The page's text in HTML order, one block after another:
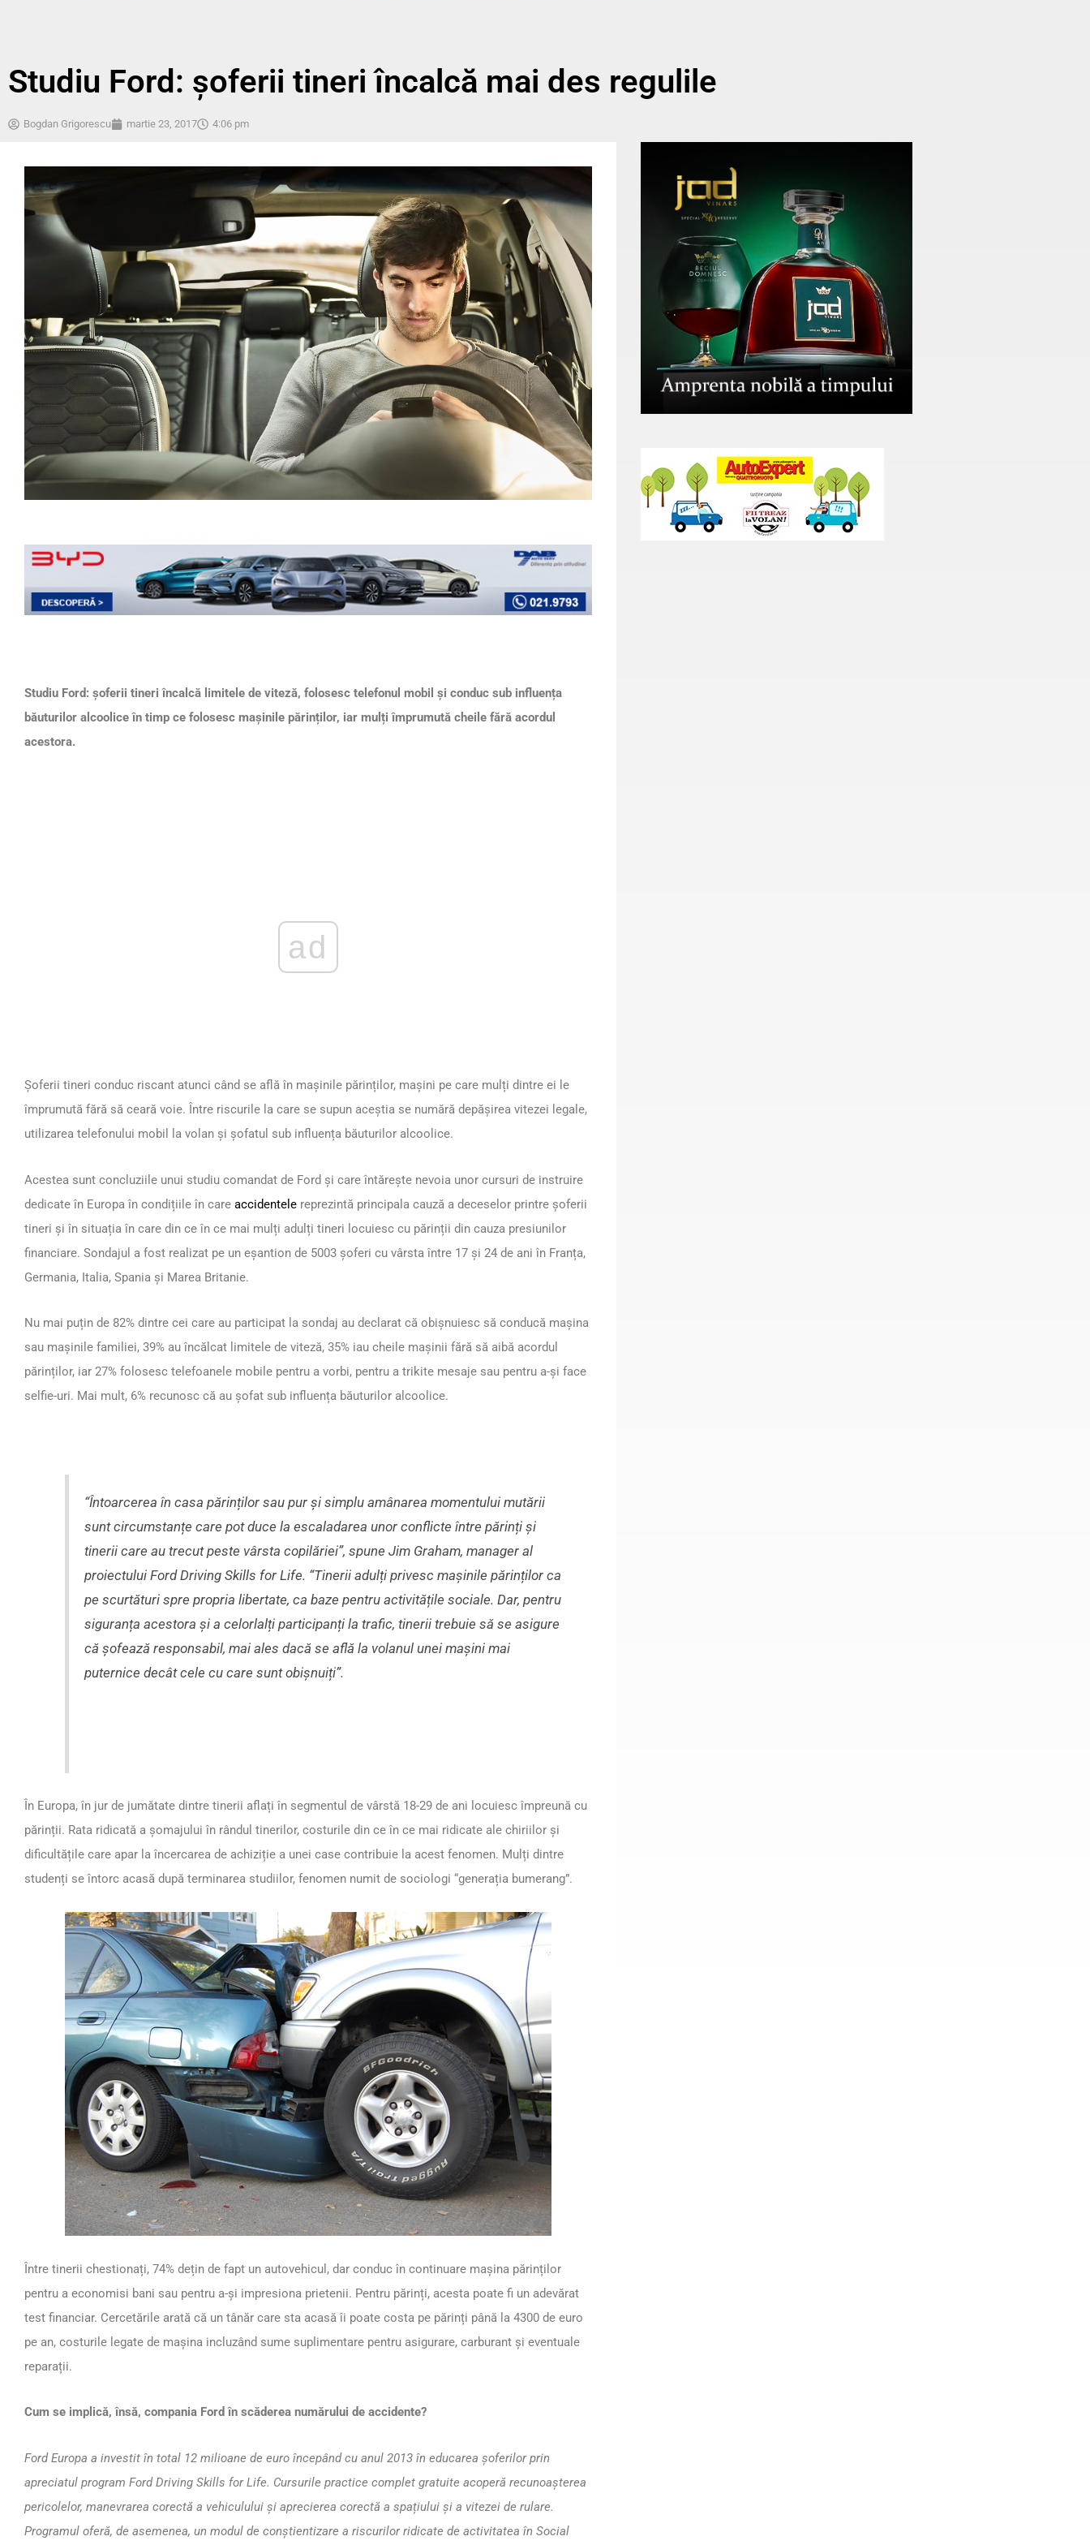
Studiu Ford: șoferii tineri încalcă mai des regulile
Bogdan Grigorescu martie 23, 2017 4:06 pm
Studiu Ford: șoferii tineri încalcă limitele de viteză, folosesc telefonul mobil și conduc sub influența
băuturilor alcoolice în timp ce folosesc mașinile părinților, iar mulți împrumută cheile fără acordul
acestora.
ad
Șoferii tineri conduc riscant atunci când se află în mașinile părinților, mașini pe care mulți dintre ei le
împrumută fără să ceară voie. Între riscurile la care se supun aceștia se numără depășirea vitezei legale,
utilizarea telefonului mobil la volan și șofatul sub influența băuturilor alcoolice.
Acestea sunt concluziile unui studiu comandat de Ford și care întărește nevoia unor cursuri de instruire
dedicate în Europa în condițiile în care accidentele reprezintă principala cauză a deceselor printre șoferii
tineri și în situația în care din ce în ce mai mulți adulți tineri locuiesc cu părinții din cauza presiunilor
financiare. Sondajul a fost realizat pe un eșantion de 5003 șoferi cu vârsta între 17 și 24 de ani în Franța,
Germania, Italia, Spania și Marea Britanie.
Nu mai puțin de 82% dintre cei care au participat la sondaj au declarat că obișnuiesc să conducă mașina
sau mașinile familiei, 39% au încălcat limitele de viteză, 35% iau cheile mașinii fără să aibă acordul
părinților, iar 27% folosesc telefoanele mobile pentru a vorbi, pentru a trikite mesaje sau pentru a-și face
selfie-uri. Mai mult, 6% recunosc că au șofat sub influența băuturilor alcoolice.
“Întoarcerea în casa părinților sau pur și simplu amânarea momentului mutării
sunt circumstanțe care pot duce la escaladarea unor conflicte între părinți și
tinerii care au trecut peste vârsta copilăriei”, spune Jim Graham, manager al
proiectului Ford Driving Skills for Life. “Tinerii adulți privesc mașinile părinților ca
pe scurtături spre propria libertate, ca baze pentru activitățile sociale. Dar, pentru
siguranța acestora și a celorlalți participanți la trafic, tinerii trebuie să se asigure
că șofează responsabil, mai ales dacă se află la volanul unei mașini mai
puternice decât cele cu care sunt obișnuiți”.
În Europa, în jur de jumătate dintre tinerii aflați în segmentul de vârstă 18-29 de ani locuiesc împreună cu
părinții. Rata ridicată a șomajului în rândul tinerilor, costurile din ce în ce mai ridicate ale chiriilor și
dificultățile care apar la încercarea de achiziție a unei case contribuie la acest fenomen. Mulți dintre
studenți se întorc acasă după terminarea studiilor, fenomen numit de sociologi “generația bumerang”.
Între tinerii chestionați, 74% dețin de fapt un autovehicul, dar conduc în continuare mașina părinților
pentru a economisi bani sau pentru a-și impresiona prietenii. Pentru părinți, acesta poate fi un adevărat
test financiar. Cercetările arată că un tânăr care sta acasă îi poate costa pe părinți până la 4300 de euro
pe an, costurile legate de mașina incluzând sume suplimentare pentru asigurare, carburant și eventuale
reparații.
Cum se implică, însă, compania Ford în scăderea numărului de accidente?
Ford Europa a investit în total 12 milioane de euro începând cu anul 2013 în educarea șoferilor prin
apreciatul program Ford Driving Skills for Life. Cursurile practice complet gratuite acoperă recunoașterea
pericolelor, manevrarea corectă a vehiculului și aprecierea corectă a spațiului și a vitezei de rulare.
Programul oferă, de asemenea, un modul de conștientizare a riscurilor ridicate de activitatea în Social